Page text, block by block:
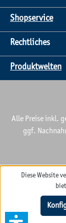
Shopservice
Rechtliches
Produktwelten
Alle Preise inkl.
ggf.
Diese Website